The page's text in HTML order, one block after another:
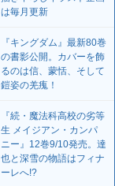
は毎月更新
『キングダム』最新80巻
の書影公開。カバーを飾
るのは信、蒙恬、そして
鎧姿の羌瘣！
『続・魔法科高校の劣等
生 メイジアン・カンパ
ニー』12巻9/10発売。達
也と深雪の物語はフィナ
ーレへ!?